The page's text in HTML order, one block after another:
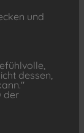
und
dessen,
der